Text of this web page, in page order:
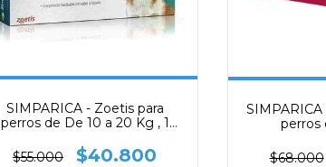
SIMPARICA - Zoetis para
perros de De 10 a 20 Kg , 1
$55.000
$40.800
perros
$68.000